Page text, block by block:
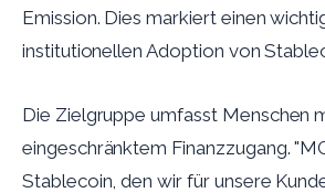
Emission. Dies markiert einen
institutionellen Adoption von
Die Zielgruppe umfasst Menschen
eingeschränktem Finanzzugang.
Stablecoin, den wir für unsere